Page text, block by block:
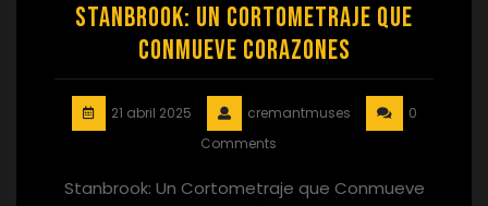
Stanbrook: Un Cortometraje que
Conmueve Corazones
21 abril 2025 cremantmuses
0
Comments
Stanbrook: Un Cortometraje que Conmueve